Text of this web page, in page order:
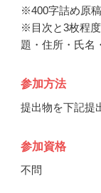
※400字詰め原
※目次と3枚程
題・住所・氏名
参加方法
提出物を下記提
参加資格
不問